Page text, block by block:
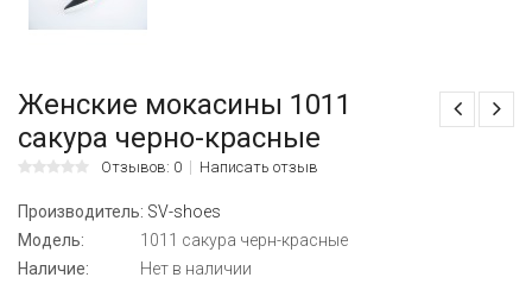
Женские мокасины 1011
сакура черно-красные
Отзывов: 0 Написать отзыв
Производитель: SV-shoes
Модель:
1011 сакура черн-красные
Наличие:
Нет в наличии